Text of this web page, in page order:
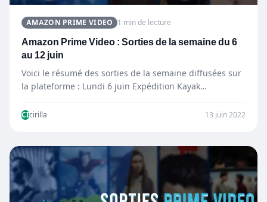
AMAZON PRIME VIDEO 1 min de lecture
Amazon Prime Video : Sorties de la semaine du 6
au 12 juin
Voici le résumé des sorties de la semaine diffusées sur
la plateforme : Lundi 6 juin Expédition Kayak…
CIcirilla 13 juin 2022